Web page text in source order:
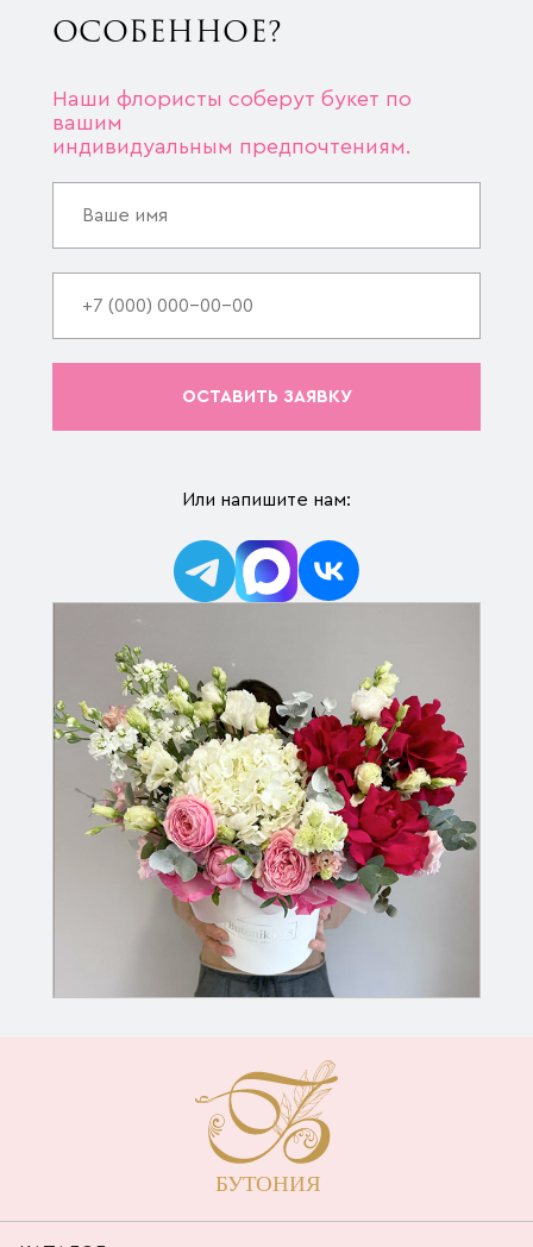
ОСОБЕННОЕ?
Наши флористы соберут букет по
вашим
индивидуальным предпочтениям.
ОСТАВИТЬ ЗАЯВКУ
Или напишите нам: